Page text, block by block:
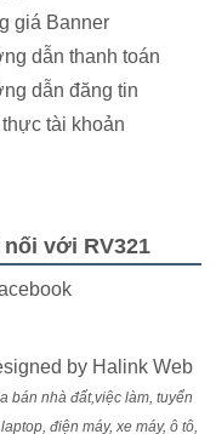
giá Banner
dẫn thanh toán
dẫn đăng tin
tài khoản
nối với RV321
by Halink Web
bán nhà đất,việc làm, tuyển
điện máy, xe máy, ô tô,